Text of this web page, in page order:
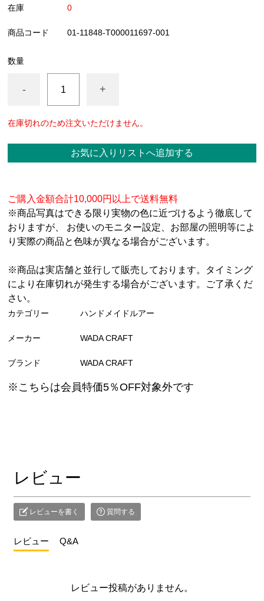
在庫 0
商品コード 01-11848-T000011697-001
数量
- +
在庫切れのため注文いただけません。
お気に入りリストへ追加する
ご購入金額合計10,000円以上で送料無料
※商品写真はできる限り実物の色に近づけるよう徹底して
おりますが、 お使いのモニター設定、お部屋の照明等によ
り実際の商品と色味が異なる場合がございます。
※商品は実店舗と並行して販売しております。タイミング
により在庫切れが発生する場合がございます。ご了承くだ
さい。
カテゴリー ハンドメイドルアー
メーカー WADA CRAFT
ブランド WADA CRAFT
※こちらは会員特価5％OFF対象外です
レビュー
レビューを書く 質問する
レビュー Q&A
レビュー投稿がありません。